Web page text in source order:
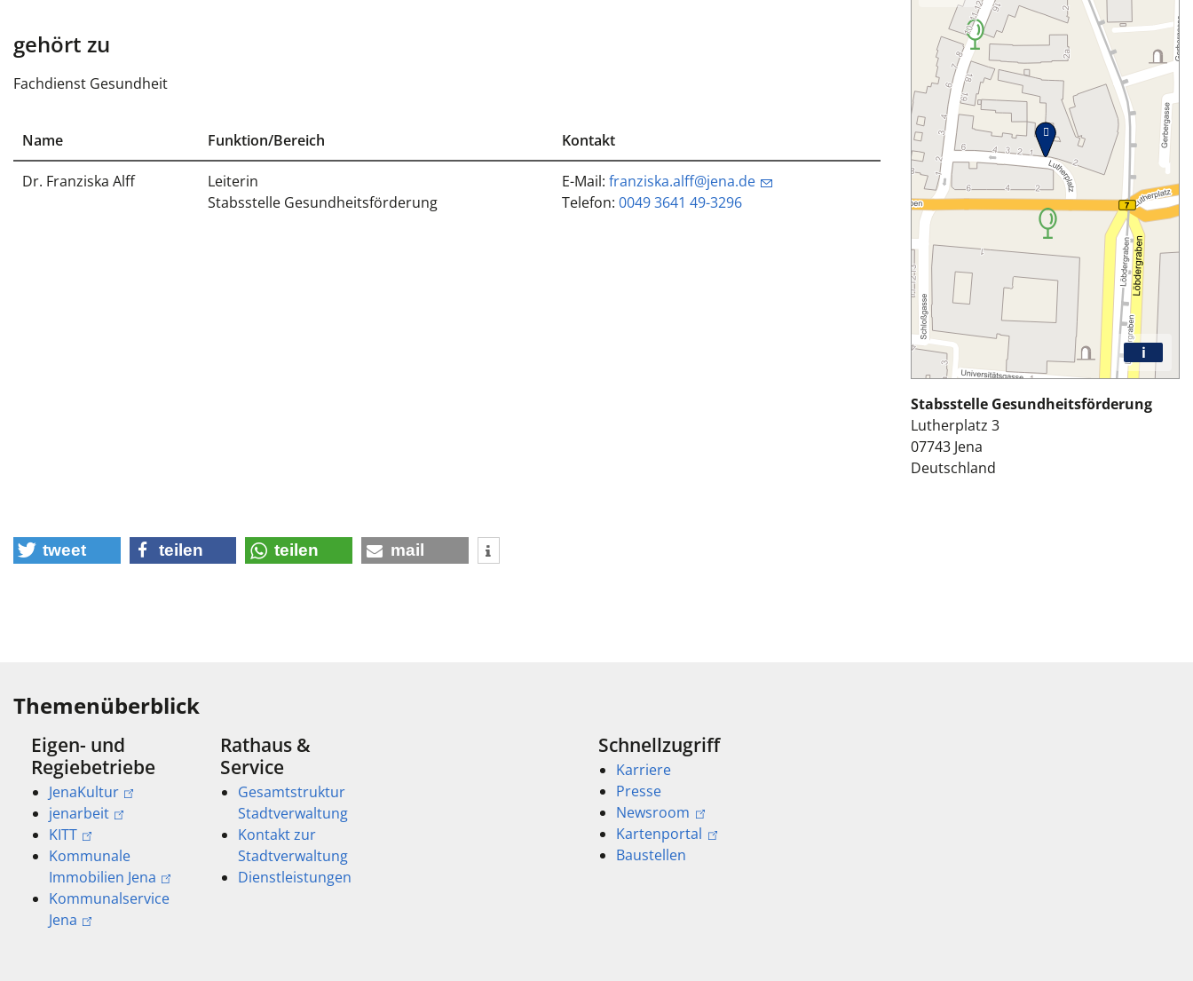
gehört zu
Fachdienst Gesundheit
Name Funktion/Bereich Kontakt
Dr. Franziska Alff
Leiterin
Stabsstelle Gesundheitsförderung
E-Mail: franziska.alff@jena.de
Telefon: 0049 3641 49-3296
i
Stabsstelle Gesundheitsförderung
Lutherplatz 3
07743 Jena
Deutschland
tweet teilen teilen mail
Themenüberblick
Eigen- und
Regiebetriebe
JenaKultur
jenarbeit
KITT
Kommunale
Immobilien Jena
Kommunalservice
Jena
Rathaus &
Service
Gesamtstruktur
Stadtverwaltung
Kontakt zur
Stadtverwaltung
Dienstleistungen
Schnellzugriff
Karriere
Presse
Newsroom
Kartenportal
Baustellen